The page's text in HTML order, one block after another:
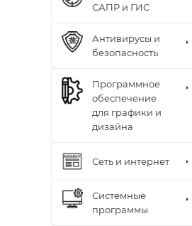
САПР и ГИС
Антивирусы и
безопасность
Программное
обеспечение
для графики и
дизайна
Сеть и интернет
Системные
программы